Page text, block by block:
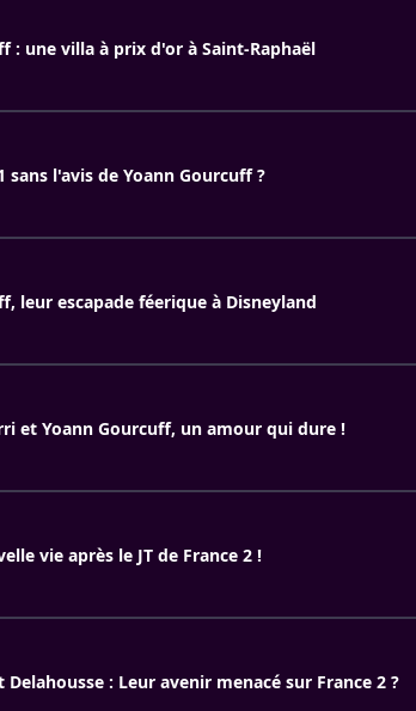
: une villa à prix d'or à Saint-Raphaël
l'avis de Yoann Gourcuff ?
leur escapade féerique à Disneyland
et Yoann Gourcuff, un amour qui dure !
vie après le JT de France 2 !
: Leur avenir menacé sur France 2 ?